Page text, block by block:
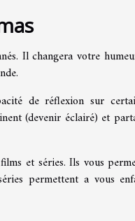
Il changera votre
de réflexion sur
(devenir éclairé) et
et séries. Ils vous
permettent a vous